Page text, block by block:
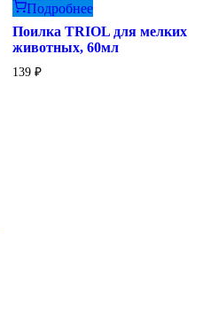
Подробнее
Поилка TRIOL для мелких
животных, 60мл
139 ₽